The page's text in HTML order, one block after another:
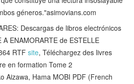
géneros."asimovians.com
Descargas de libros electrónicos
ENAMORARTE de ESTELLE
RTFsite, Téléchargez des livres
en formation Tome 2
Aizawa, Hama MOBI PDF (French